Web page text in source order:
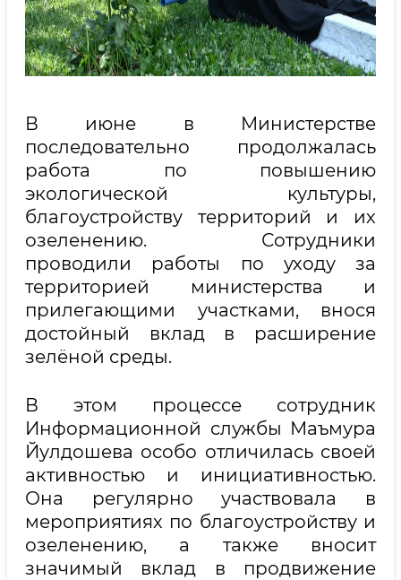
В июне в Министерстве
последовательно продолжалась
работа по повышению
экологической культуры,
благоустройству территорий и их
озеленению. Сотрудники
проводили работы по уходу за
территорией министерства и
прилегающими участками, внося
достойный вклад в расширение
зелёной среды.
В этом процессе сотрудник
Информационной службы Маъмура
Йулдошева особо отличилась своей
активностью и инициативностью.
Она регулярно участвовала в
мероприятиях по благоустройству и
озеленению, а также вносит
значимый вклад в продвижение